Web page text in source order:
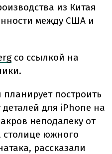
из Китая
между США и
со ссылкой на
построить
для iPhone на
неподалеку от
столице южного
рассказали